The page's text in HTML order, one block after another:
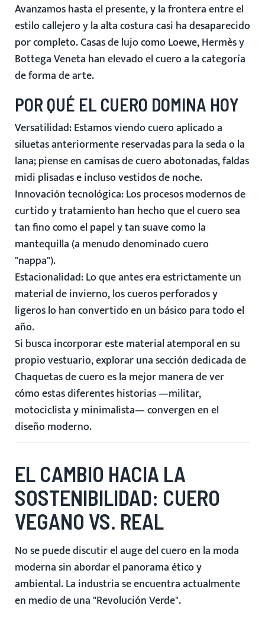
Avanzamos hasta el presente, y la frontera entre el
estilo callejero y la alta costura casi ha desaparecido
por completo. Casas de lujo como Loewe, Hermès y
Bottega Veneta han elevado el cuero a la categoría
de forma de arte.
POR QUÉ EL CUERO DOMINA HOY
Versatilidad:Estamos viendo cuero aplicado a
siluetas anteriormente reservadas para la seda o la
lana; piense en camisas de cuero abotonadas, faldas
midi plisadas e incluso vestidos de noche.
Innovación tecnológica:Los procesos modernos de
curtido y tratamiento han hecho que el cuero sea
tan fino como el papel y tan suave como la
mantequilla (a menudo denominado cuero
"nappa").
Estacionalidad:Lo que antes era estrictamente un
material de invierno, los cueros perforados y
ligeros lo han convertido en un básico para todo el
año.
Si busca incorporar este material atemporal en su
propio vestuario, explorar una sección dedicada de
Chaquetasde cueroes la mejor manera de ver
cómo estas diferentes historias —militar,
motociclista y minimalista— convergen en el
diseño moderno.
EL CAMBIO HACIA LA
SOSTENIBILIDAD: CUERO
VEGANO VS. REAL
No se puede discutir el auge del cuero en la moda
moderna sin abordar el panorama ético y
ambiental. La industria se encuentra actualmente
en medio de una "Revolución Verde".